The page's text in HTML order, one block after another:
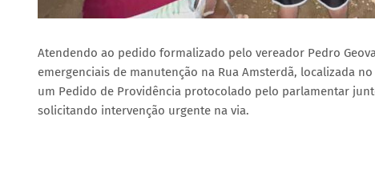
Atendendo ao pedido formalizado pelo vereador Pedro
emergenciais de manutenção na Rua Amsterdã, localizada
um Pedido de Providência protocolado pelo parlamentar
solicitando intervenção urgente na via.